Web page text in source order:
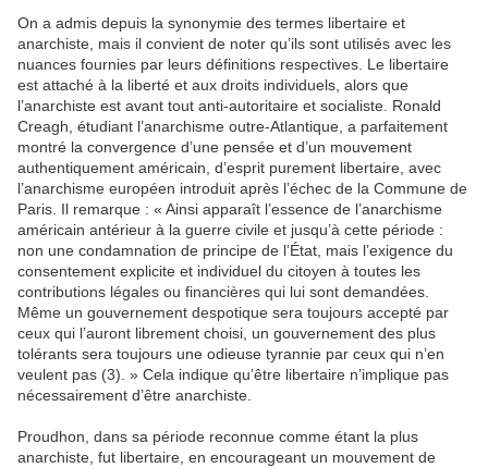
On a admis depuis la synonymie des termes libertaire et
anarchiste, mais il convient de noter qu’ils sont utilisés avec les
nuances fournies par leurs définitions respectives. Le libertaire
est attaché à la liberté et aux droits individuels, alors que
l’anarchiste est avant tout anti-autoritaire et socialiste. Ronald
Creagh, étudiant l’anarchisme outre-Atlantique, a parfaitement
montré la convergence d’une pensée et d’un mouvement
authentiquement américain, d’esprit purement libertaire, avec
l’anarchisme européen introduit après l’échec de la Commune de
Paris. Il remarque : « Ainsi apparaît l’essence de l’anarchisme
américain antérieur à la guerre civile et jusqu’à cette période :
non une condamnation de principe de l’État, mais l’exigence du
consentement explicite et individuel du citoyen à toutes les
contributions légales ou financières qui lui sont demandées.
Même un gouvernement despotique sera toujours accepté par
ceux qui l’auront librement choisi, un gouvernement des plus
tolérants sera toujours une odieuse tyrannie par ceux qui n’en
veulent pas (3). » Cela indique qu’être libertaire n’implique pas
nécessairement d’être anarchiste.
Proudhon, dans sa période reconnue comme étant la plus
anarchiste, fut libertaire, en encourageant un mouvement de